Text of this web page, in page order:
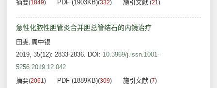
摘要(1849) PDF (1903KB)(332) 施引文献 (21)
急性化脓性胆管炎合并胆总管结石的内镜治疗
田雯, 周中银
2019, 35(12): 2833-2836. DOI: 10.3969/j.issn.1001-
5256.2019.12.042
摘要(2061) PDF (1889KB)(309) 施引文献 (7)